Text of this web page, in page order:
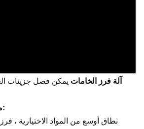
آلة فرز الخامات يمكن فصل جزيئات
ملامح آلة فرز الخامات: